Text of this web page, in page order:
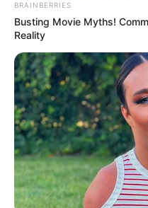
BRAINBERRIES
Busting Movie Myths!
Reality